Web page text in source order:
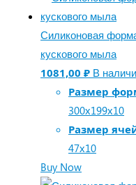
Силиконовая
кускового мыла
1081,00 ₽ В
Размер
300х199х10
Размер
47х10
Buy Now